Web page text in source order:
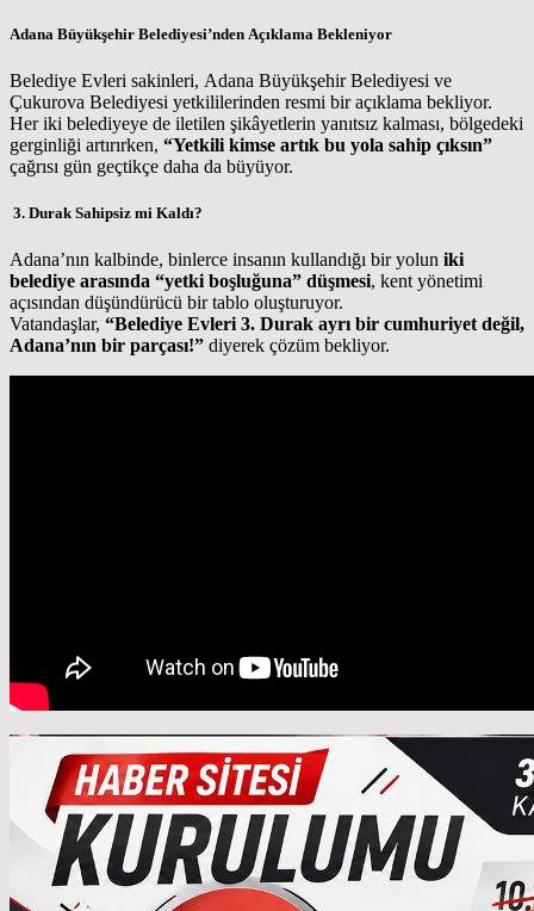
Adana Büyükşehir Belediyesi’nden Açıklama Bekleniyor
Belediye Evleri sakinleri, Adana Büyükşehir Belediyesi ve
Çukurova Belediyesi yetkililerinden resmi bir açıklama bekliyor.
Her iki belediyeye de iletilen şikâyetlerin yanıtsız kalması, bölgedeki
gerginliği artırırken, “Yetkili kimse artık bu yola sahip çıksın”
çağrısı gün geçtikçe daha da büyüyor.
3. Durak Sahipsiz mi Kaldı?
Adana’nın kalbinde, binlerce insanın kullandığı bir yolun iki
belediye arasında “yetki boşluğuna” düşmesi, kent yönetimi
açısından düşündürücü bir tablo oluşturuyor.
Vatandaşlar, “Belediye Evleri 3. Durak ayrı bir cumhuriyet değil,
Adana’nın bir parçası!” diyerek çözüm bekliyor.